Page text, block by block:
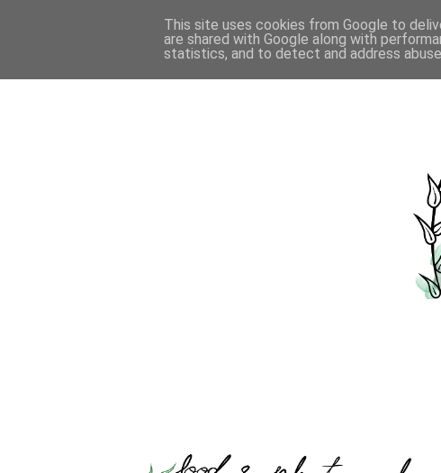
This site uses cookies from Google to
are shared with Google along with
statistics, and to detect and address